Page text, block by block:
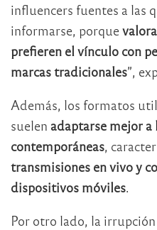
influencers fuentes a las
informarse, porque
prefieren el vínculo con
marcas tradicionales”,
Además, los formatos
suelen adaptarse mejor a
contemporáneas,
transmisiones en vivo y
dispositivos móviles.
Por otro lado, la